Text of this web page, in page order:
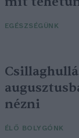
EGÉSZSÉGÜNK
nézni
ÉLŐ BOLYGÓNK